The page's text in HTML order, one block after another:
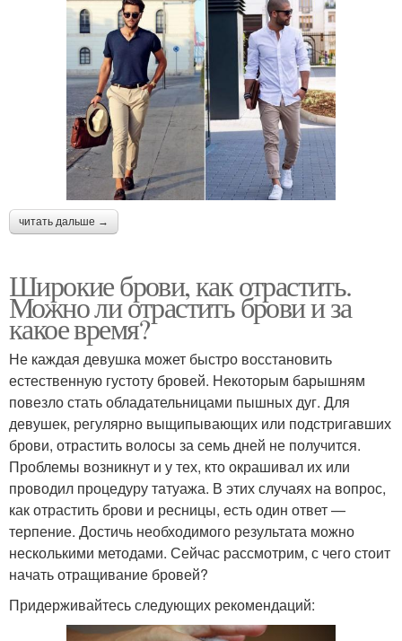
читать дальше →
Широкие брови, как отрастить.
Можно ли отрастить брови и за
какое время?
Не каждая девушка может быстро восстановить
естественную густоту бровей. Некоторым барышням
повезло стать обладательницами пышных дуг. Для
девушек, регулярно выщипывающих или подстригавших
брови, отрастить волосы за семь дней не получится.
Проблемы возникнут и у тех, кто окрашивал их или
проводил процедуру татуажа. В этих случаях на вопрос,
как отрастить брови и ресницы, есть один ответ —
терпение. Достичь необходимого результата можно
несколькими методами. Сейчас рассмотрим, с чего стоит
начать отращивание бровей?
Придерживайтесь следующих рекомендаций: